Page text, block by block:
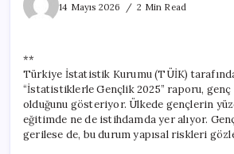
14 Mayıs 2026
2 Min Read
**
Türkiye İstatistik Kurumu (TÜİK)
“İstatistiklerle Gençlik 2025” raporu,
olduğunu gösteriyor. Ülkede gençlerin
eğitimde ne de istihdamda yer alıyor.
gerilese de, bu durum yapısal riskleri